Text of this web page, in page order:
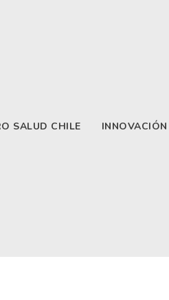
SALUD CHILE INNOVACIÓN